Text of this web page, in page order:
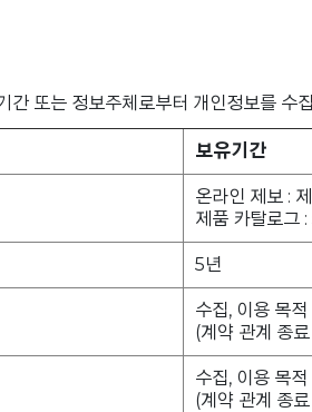
또는 정보주체로부터 개인정보를 수
보유기간
온라인 제보 :
제품 카탈로그 :
5년
수집, 이용 목적
(계약 관계 종
수집, 이용 목적
(계약 관계 종